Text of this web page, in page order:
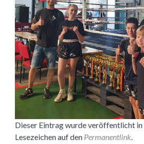
Dieser Eintrag wurde veröffentlicht in
Lesezeichen auf den Permanentlink.